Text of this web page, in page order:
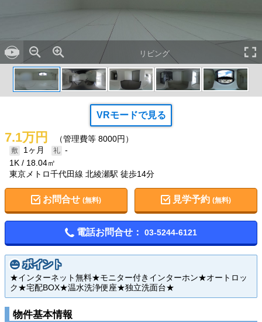
リビング
VRモードで見る
7.1万円 （管理費等 8000円）
1ヶ月
-
1K
18.04㎡
東京メトロ千代田線 北綾瀬駅 徒歩14分
お問合せ (無料) 見学予約(無料)
電話お問合せ： 03-5244-6121
ポイント
★インターネット無料★モニター付きインターホン★オートロッ
ク★宅配BOX★温水洗浄便座★独立洗面台★
物件基本情報